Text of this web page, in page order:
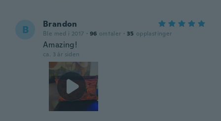
B Brandon
Ble med i 2017 · 96 omtaler · 35 opplastinger
Amazing!
ca. 3 år siden